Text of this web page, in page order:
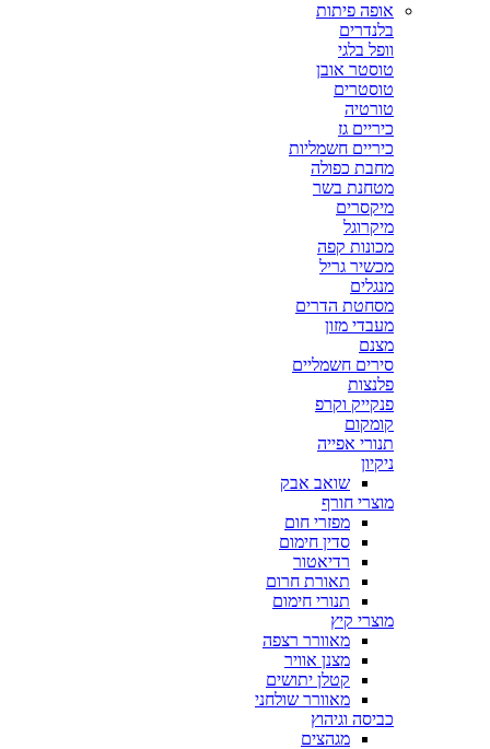
אופה פיתות
בלנדרים
וופל בלגי
טוסטר אובן
טוסטרים
טורטיה
כיריים גז
כיריים חשמליות
מחבת כפולה
מטחנת בשר
מיקסרים
מיקרוגל
מכונות קפה
מכשיר גריל
מנגלים
מסחטת הדרים
מעבדי מזון
מצנם
סירים חשמליים
פלנצות
פנקייק וקרפ
קומקום
תנורי אפייה
ניקיון
שואב אבק
מוצרי חורף
מפזרי חום
סדין חימום
רדיאטור
תאורת חרום
תנורי חימום
מוצרי קיץ
מאוורר רצפה
מצנן אוויר
קטלן יתושים
מאוורר שולחני
כביסה וגיהוץ
מגהצים